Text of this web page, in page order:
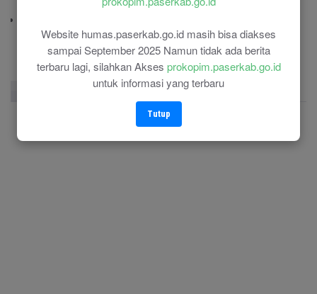
Website humas.paserkab.go.id masih bisa diakses
sampai September 2025 Namun tidak ada berita
terbaru lagi, silahkan Akses prokopim.paserkab.go.id
untuk informasi yang terbaru
Tutup
(0543) 21118
Facebook Page Twitter Instagram